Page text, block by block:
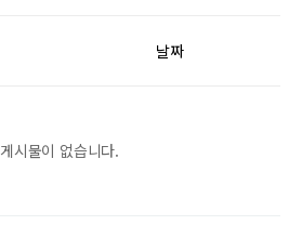
날짜
게시물이 없습니다.